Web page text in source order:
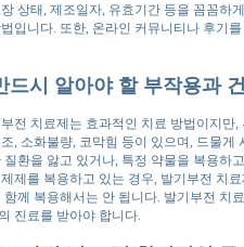
상태, 제조일자, 유효기간 등을 꼼꼼하
입니다. 또한, 온라인 커뮤니티나 후기
드시 알아야 할 부작용과
전 치료제는 효과적인 치료 방법이지만
, 소화불량, 코막힘 등이 있으며, 드물게
환을 앓고 있거나, 특정 약물을 복용하
제를 복용하고 있는 경우, 발기부전 치
께 복용해서는 안 됩니다. 발기부전 치
진료를 받아야 합니다.